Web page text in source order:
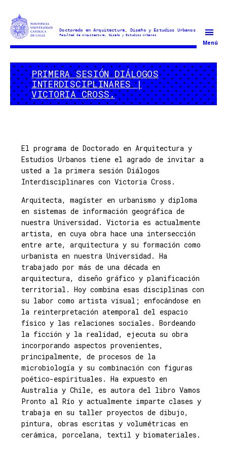
Doctorado
Arquitectura
y
Estudios
Urbanos
Menú
PRIMERA SESIÓN DIÁLOGOS
INTERDISCIPLINARES |
VICTORIA CROSS.
El programa de Doctorado en Arquitectura y
Estudios Urbanos tiene el agrado de invitar a
usted a la primera sesión Diálogos
Interdisciplinares con Victoria Cross.
Arquitecta, magíster en urbanismo y diploma
en sistemas de información geográfica de
nuestra Universidad. Victoria es actualmente
artista, en cuya obra hace una intersección
entre arte, arquitectura y su formación como
urbanista en nuestra Universidad. Ha
trabajado por más de una década en
arquitectura, diseño gráfico y planificación
territorial. Hoy combina esas disciplinas con
su labor como artista visual; enfocándose en
la reinterpretación atemporal del espacio
físico y las relaciones sociales. Bordeando
la ficción y la realidad, ejecuta su obra
incorporando aspectos provenientes,
principalmente, de procesos de la
microbiología y su combinación con figuras
poético-espirituales. Ha expuesto en
Australia y Chile, es autora del libro Vamos
Pronto al Río y actualmente imparte clases y
trabaja en su taller proyectos de dibujo,
pintura, obras escritas y volumétricas en
cerámica, porcelana, textil y biomateriales.